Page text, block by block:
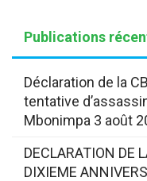
Publications
Déclaration de la
tentative
Mbonimpa 3 août
DECLARATION DE
DIXIEME